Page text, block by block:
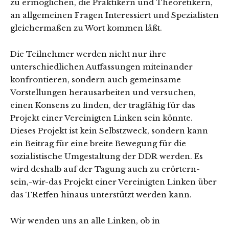
zu ermöglichen, die Praktikern und Theoretikern,
an allgemeinen Fragen Interessiert und Spezialisten
gleichermaßen zu Wort kommen läßt.
Die Teilnehmer werden nicht nur ihre
unterschiedlichen Auffassungen miteinander
konfrontieren, sondern auch gemeinsame
Vorstellungen herausarbeiten und versuchen,
einen Konsens zu finden, der tragfähig für das
Projekt einer Vereinigten Linken sein könnte.
Dieses Projekt ist kein Selbstzweck, sondern kann
ein Beitrag für eine breite Bewegung für die
sozialistische Umgestaltung der DDR werden. Es
wird deshalb auf der Tagung auch zu erörtern-
sein,-wir-das Projekt einer Vereinigten Linken über
das TReffen hinaus unterstützt werden kann.
Wir wenden uns an alle Linken, ob in